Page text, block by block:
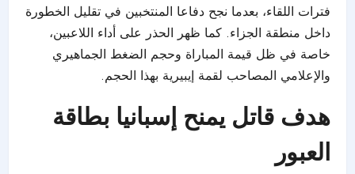
فترات اللقاء، بعدما نجح دفاعا المنتخبين في تقليل الخطورة
داخل منطقة الجزاء. كما ظهر الحذر على أداء اللاعبين،
خاصة في ظل قيمة المباراة وحجم الضغط الجماهيري
والإعلامي المصاحب لقمة إيبيرية بهذا الحجم.
هدف قاتل يمنح إسبانيا بطاقة
العبور